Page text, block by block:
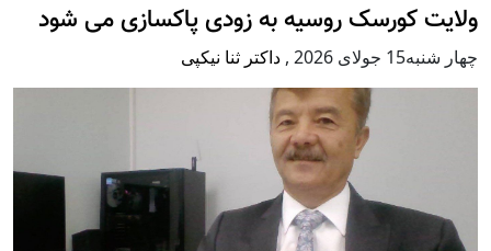
ولایت کورسک روسیه به زودی پاکسازی می شود
چهار شنبه15 جولای 2026 , داکتر ثنا نیکپی